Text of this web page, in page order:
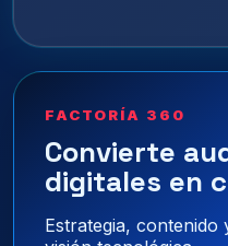
FACTORÍA 360
Convierte
digitales en
Estrategia,